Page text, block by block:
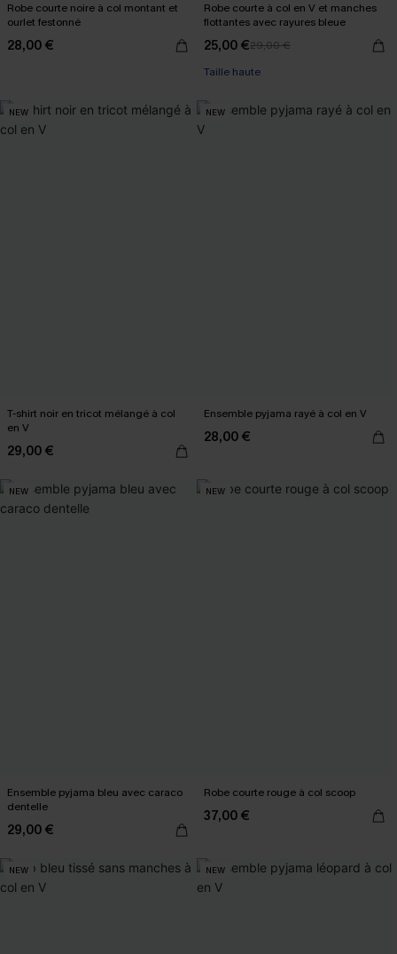
Robe courte noire à col montant et
ourlet festonné
28,00 €
Robe courte à col en V et manches
flottantes avec rayures bleue
25,00 €29,00 €
Taille haute
NEW
T-shirt noir en tricot mélangé à col
en V
29,00 €
NEW
Ensemble pyjama rayé à col en V
28,00 €
NEW
Ensemble pyjama bleu avec caraco
dentelle
29,00 €
NEW
Robe courte rouge à col scoop
37,00 €
NEW NEW